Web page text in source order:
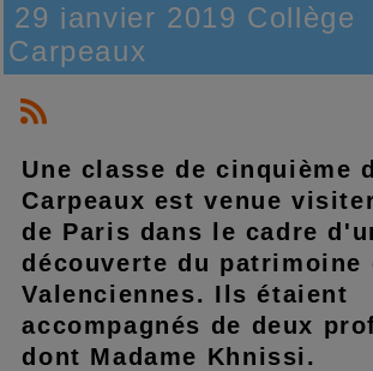
29 janvier 2019 Collège
Carpeaux
Une classe de cinquième
Carpeaux est venue
de Paris dans le cadre
découverte du patrimoine
Valenciennes. Ils étaient
accompagnés de deux
dont Madame Khnissi.